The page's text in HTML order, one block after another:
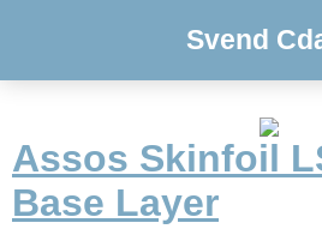
Svend
Assos Skinfoil
Base Layer